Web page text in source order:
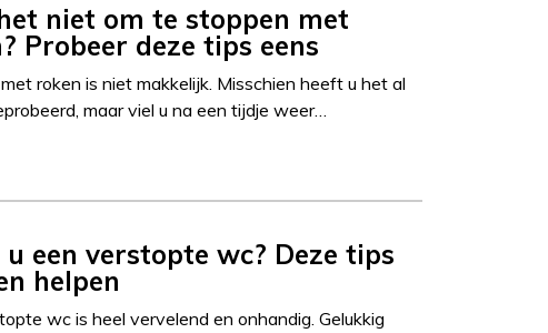
niet om te stoppen met
Probeer deze tips eens
roken is niet makkelijk. Misschien heeft u het al
maar viel u na een tijdje weer…
u een verstopte wc? Deze tips
helpen
wc is heel vervelend en onhandig. Gelukkig